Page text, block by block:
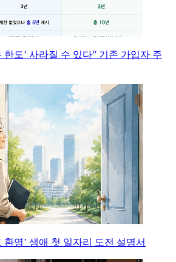
한도’ 사라질 수 있다” 기존 가입자 주
환영’ 생애 첫 일자리 도전 설명서